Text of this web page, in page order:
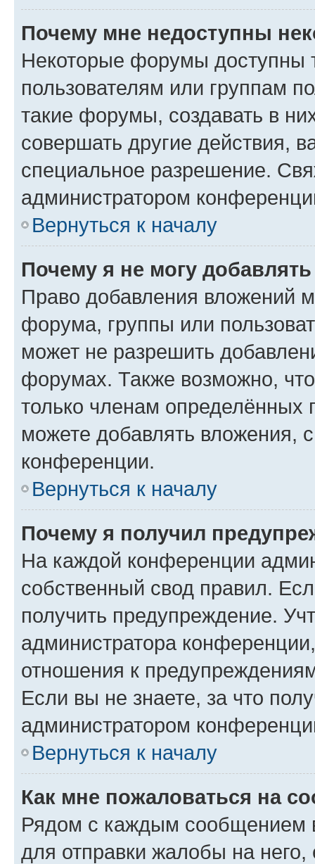
Почему мне недоступны
Некоторые форумы доступны
пользователям или группам
такие форумы, создавать в
совершать другие действия,
специальное разрешение.
администратором
Вернуться к началу
Почему я не могу
Право добавления вложений
форума, группы или
может не разрешить
форумах. Также возможно,
только членам определённых
можете добавлять вложения,
конференции.
Вернуться к началу
Почему я получил
На каждой конференции
собственный свод правил.
получить предупреждение.
администратора
отношения к
Если вы не знаете, за что
администратором
Вернуться к началу
Как мне пожаловаться на
Рядом с каждым сообщением
для отправки жалобы на